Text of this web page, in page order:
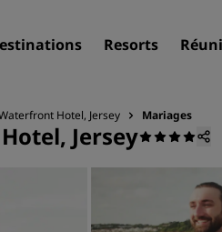
Resorts
Hotel, Jersey Mariages
Jersey